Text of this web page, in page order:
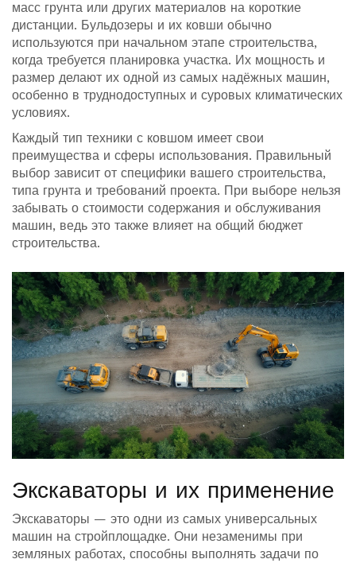
масс грунта или других материалов на короткие
дистанции. Бульдозеры и их ковши обычно
используются при начальном этапе строительства,
когда требуется планировка участка. Их мощность и
размер делают их одной из самых надёжных машин,
особенно в труднодоступных и суровых климатических
условиях.
Каждый тип техники с ковшом имеет свои
преимущества и сферы использования. Правильный
выбор зависит от специфики вашего строительства,
типа грунта и требований проекта. При выборе нельзя
забывать о стоимости содержания и обслуживания
машин, ведь это также влияет на общий бюджет
строительства.
Экскаваторы и их применение
Экскаваторы — это одни из самых универсальных
машин на стройплощадке. Они незаменимы при
земляных работах, способны выполнять задачи по